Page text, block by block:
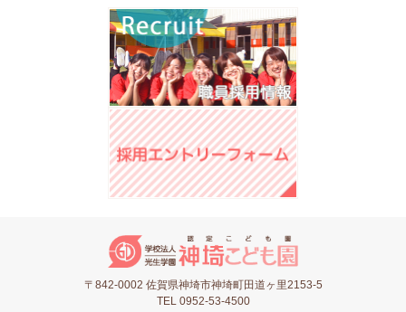
〒842-0002 佐賀県神埼市神埼町田道ヶ里2153-5
TEL 0952-53-4500